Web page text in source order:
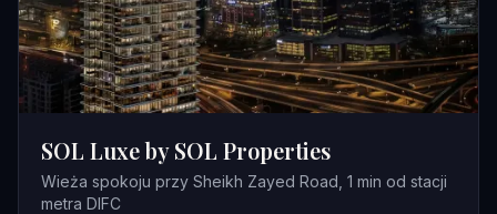
SOL Luxe by SOL Properties
Wieża spokoju przy Sheikh Zayed Road, 1 min od stacji
metra DIFC